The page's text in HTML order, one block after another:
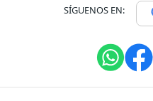
SÍGUENOS EN: